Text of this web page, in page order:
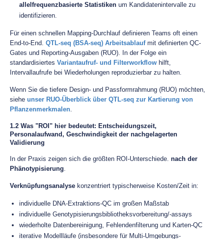
allelfrequenzbasierte Statistiken um Kandidatenintervalle zu
identifizieren.
Für einen schnellen Mapping-Durchlauf definieren Teams oft einen
End-to-End. QTL-seq (BSA-seq) Arbeitsablaufmit definierten QC-
Gates und Reporting-Ausgaben (RUO). In der Folge ein
standardisiertes Variantaufruf- und Filterworkflow hilft,
Intervallaufrufe bei Wiederholungen reproduzierbar zu halten.
Wenn Sie die tiefere Design- und Passformrahmung (RUO) möchten,
siehe unser RUO-Überblick über QTL-seq zur Kartierung von
Pflanzenmerkmalen.
1.2 Was "ROI" hier bedeutet: Entscheidungszeit,
Personalaufwand, Geschwindigkeit der nachgelagerten
Validierung
In der Praxis zeigen sich die größten ROI-Unterschiede. nach der
Phänotypisierung.
Verknüpfungsanalyse konzentriert typischerweise Kosten/Zeit in:
individuelle DNA-Extraktions-QC im großen Maßstab
individuelle Genotypisierungsbibliotheksvorbereitung/-assays
wiederholte Datenbereinigung, Fehlendenfilterung und Karten-QC
iterative Modellläufe (insbesondere für Multi-Umgebungs-